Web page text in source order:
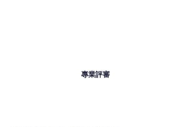
專業評審